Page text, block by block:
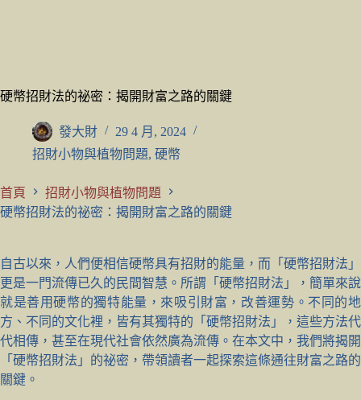
硬幣招財法的祕密：揭開財富之路的關鍵
發大財
29 4 月, 2024
招財小物與植物問題, 硬幣
首頁
招財小物與植物問題
硬幣招財法的祕密：揭開財富之路的關鍵
自古以來，人們便相信硬幣具有招財的能量，而「硬幣招財法」
更是一門流傳已久的民間智慧。所謂「硬幣招財法」，簡單來說
就是善用硬幣的獨特能量，來吸引財富，改善運勢。不同的地
方、不同的文化裡，皆有其獨特的「硬幣招財法」，這些方法代
代相傳，甚至在現代社會依然廣為流傳。在本文中，我們將揭開
「硬幣招財法」的祕密，帶領讀者一起探索這條通往財富之路的
關鍵。